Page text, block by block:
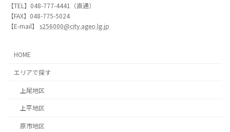
【TEL】048-777-4441（直通）
【FAX】048-775-5024
【E-mail】 s256000@city.ageo.lg.jp
HOME
エリアで探す
上尾地区
上平地区
原市地区